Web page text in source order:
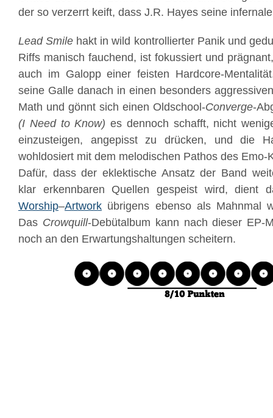
der so verzerrt keift, dass J.R. Hayes seine
Lead Smile hakt in wild kontrollierter Panik und
Riffs manisch fauchend, ist fokussiert und
auch im Galopp einer feisten Hardcore-
seine Galle danach in einen besonders
Math und gönnt sich einen Oldschool-Converge-
(I Need to Know) es dennoch schafft, nicht
einzusteigen, angepisst zu drücken, und die
wohldosiert mit dem melodischen Pathos des Emo-
Dafür, dass der eklektische Ansatz der Band
klar erkennbaren Quellen gespeist wird, dient
Worship–Artwork übrigens ebenso als Mahnmal
Das Crowquill-Debütalbum kann nach dieser EP-
noch an den Erwartungshaltungen scheitern.